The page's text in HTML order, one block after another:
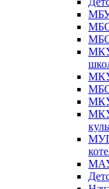
МБУ
МКУ
МУП